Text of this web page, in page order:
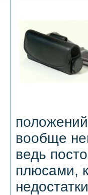
вообще
ведь
плюсами,